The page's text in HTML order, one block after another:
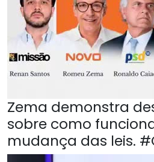
Zema demonstra
sobre como
mudança das leis.